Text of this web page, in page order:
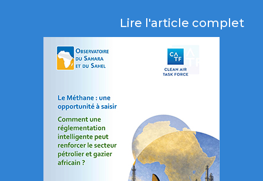
Lire l'article complet